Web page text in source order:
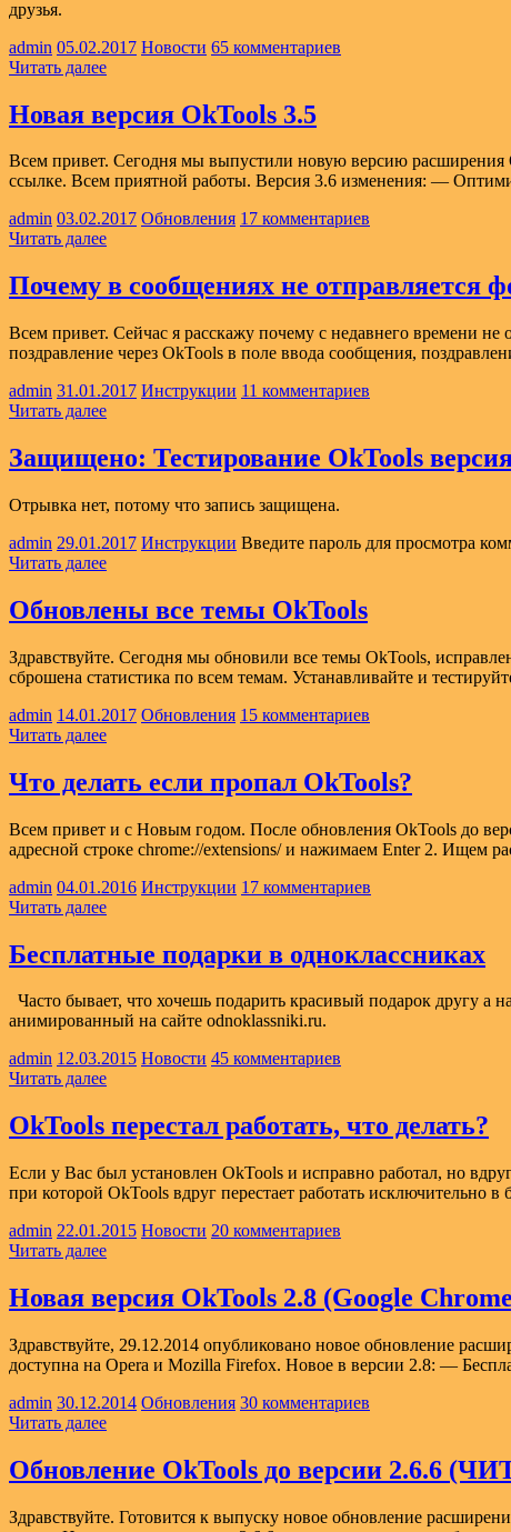
друзья.
admin 05.02.2017 Новости 65 комментариев
Читать далее
Новая версия OkTools 3.5
Всем привет. Сегодня мы выпустили новую версию расширения
ссылке. Всем приятной работы. Версия 3.6 изменения: —
admin 03.02.2017 Обновления 17 комментариев
Читать далее
Почему в сообщениях не отправляется
Всем привет. Сейчас я расскажу почему с недавнего времени
поздравление через OkTools в поле ввода сообщения,
admin 31.01.2017 Инструкции 11 комментариев
Читать далее
Защищено: Тестирование OkTools
Отрывка нет, потому что запись защищена.
admin 29.01.2017 Инструкции Введите пароль для просмотра
Читать далее
Обновлены все темы OkTools
Здравствуйте. Сегодня мы обновили все темы OkTools,
сброшена статистика по всем темам. Устанавливайте и
admin 14.01.2017 Обновления 15 комментариев
Читать далее
Что делать если пропал OkTools?
Всем привет и с Новым годом. После обновления OkTools до
адресной строке chrome://extensions/ и нажимаем Enter 2. Ищем
admin 04.01.2016 Инструкции 17 комментариев
Читать далее
Бесплатные подарки в одноклассниках
Часто бывает, что хочешь подарить красивый подарок другу
анимированный на сайте odnoklassniki.ru.
admin 12.03.2015 Новости 45 комментариев
Читать далее
OkTools перестал работать, что делать?
Если у Вас был установлен OkTools и исправно работал, но
при которой OkTools вдруг перестает работать исключительно
admin 22.01.2015 Новости 20 комментариев
Читать далее
Новая версия OkTools 2.8 (Google
Здравствуйте, 29.12.2014 опубликовано новое обновление
доступна на Opera и Mozilla Firefox. Новое в версии 2.8: —
admin 30.12.2014 Обновления 30 комментариев
Читать далее
Обновление OkTools до версии 2.6.6
Здравствуйте. Готовится к выпуску новое обновление